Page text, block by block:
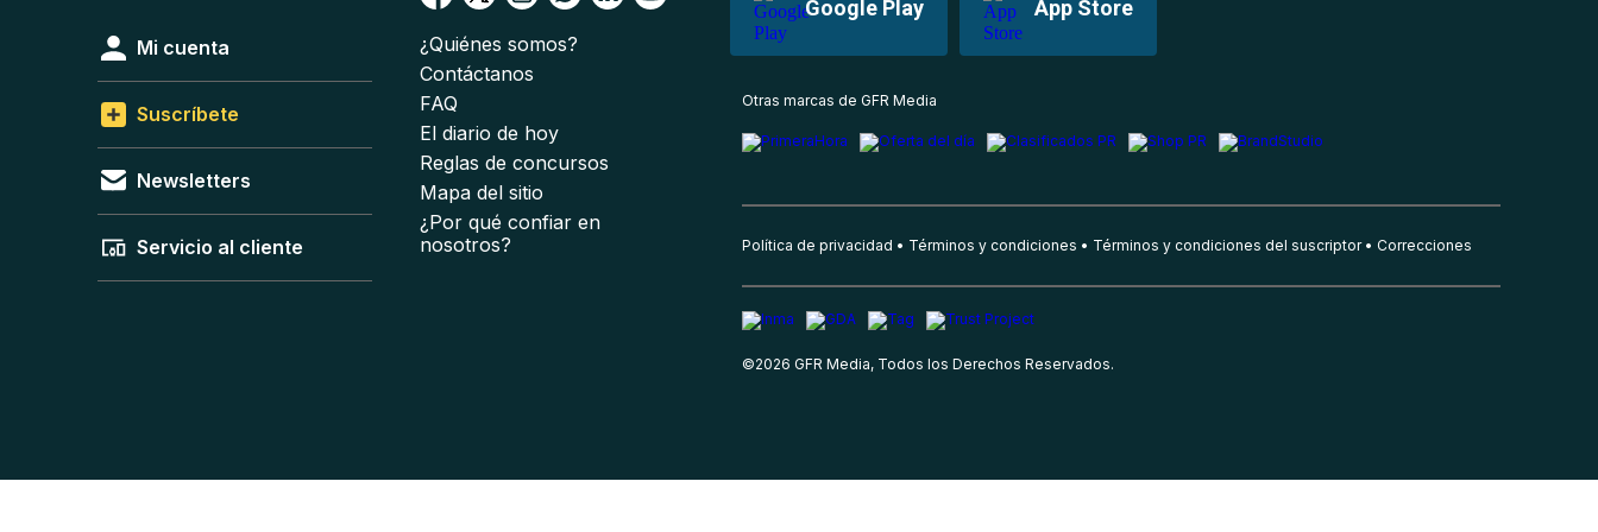
Google Play App Store
Mi cuenta
Suscríbete
Newsletters
Servicio al cliente
¿Quiénes somos?
Contáctanos
FAQ
El diario de hoy
Reglas de concursos
Mapa del sitio
¿Por qué confiar en
nosotros?
Otras marcas de GFR Media
Política de privacidad Términos y condiciones Términos y condiciones del suscriptor Correcciones
©2026 GFR Media, Todos los Derechos Reservados.